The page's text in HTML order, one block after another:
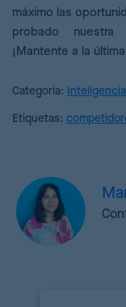
máximo las
probado nuestra
¡Mantente a la
Categoria:
Etiquetas: